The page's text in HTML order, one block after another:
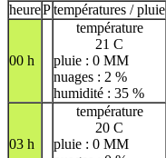
heurePtempératures / pluie
00 h
température
21 C
pluie : 0 MM
nuages : 2 %
humidité : 35 %
03 h
température
20 C
pluie : 0 MM